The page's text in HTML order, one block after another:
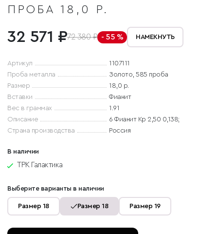
ПРОБА 18,0 Р.
32 571 ₽72 380 ₽ - 55 % НАМЕКНУТЬ
Артикул
1107111
Проба металла
Золото, 585 проба
Размер
18,0 р.
Вставки
Фианит
Вес в граммах
1.91
Описание
6 Фианит Кр 2,50 0,138;
Страна производства
Россия
В наличии
ТРК Галактика
Выберите варианты в наличии
Размер 18 Размер 18 Размер 19